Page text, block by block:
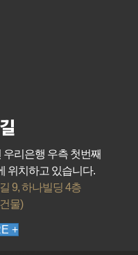
리은행 우측 첫번째
위치하고 있습니다.
9, 하나빌딩 4층
물)
+